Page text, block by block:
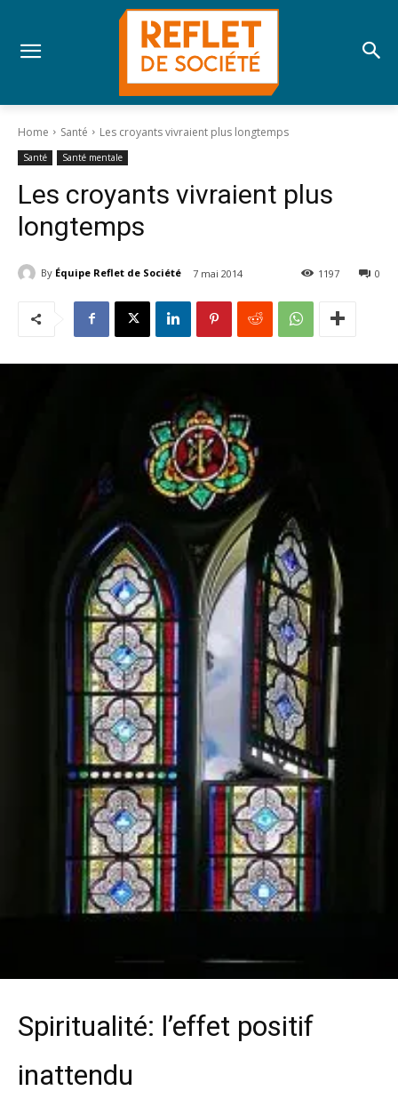
Home Santé Les croyants vivraient plus longtemps
Santé Santé mentale
Les croyants vivraient plus
longtemps
By Équipe Reflet de Société 7 mai 2014 0
1197
Spiritualité: l’effet positif
inattendu